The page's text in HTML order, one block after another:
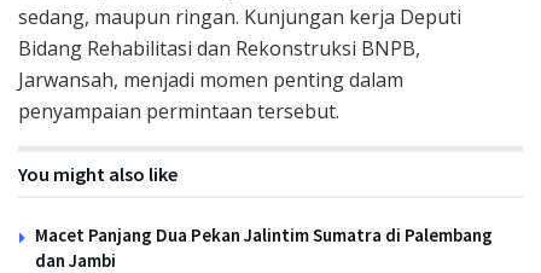
sedang, maupun ringan. Kunjungan kerja Deputi
Bidang Rehabilitasi dan Rekonstruksi BNPB,
Jarwansah, menjadi momen penting dalam
penyampaian permintaan tersebut.
You might also like
Macet Panjang Dua Pekan Jalintim Sumatra di Palembang
dan Jambi